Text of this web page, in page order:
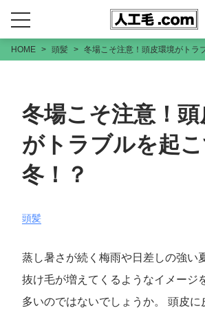
HOME 頭髪 冬場こそ注意！頭皮環境がトラ
冬場こそ注意！
がトラブルを起
冬！？
頭髪
蒸し暑さが続く梅雨や日差しの強い
抜け毛が増えてくるようなイメージ
多いのではないでしょうか。 頭皮に